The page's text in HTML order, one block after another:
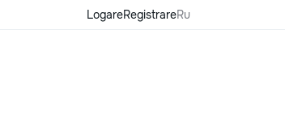
LogareRegistrareRu